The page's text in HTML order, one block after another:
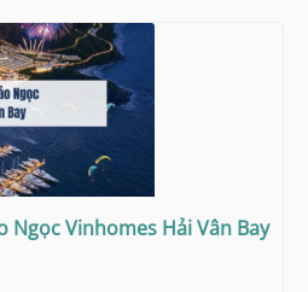
Ngọc Vinhomes Hải Vân Bay